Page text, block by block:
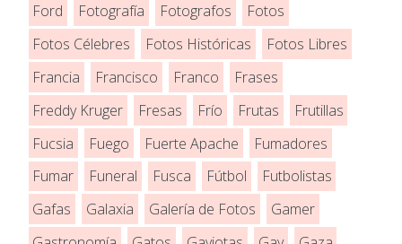
Ford
Fotografía Fotografos
Fotos
Fotos Célebres
Fotos Históricas
Fotos Libres
Francia
Francisco Franco
Frases
Freddy Kruger
Fresas Frío Frutas
Frutillas
Fucsia
Fuego Fuerte Apache
Fumadores
Fumar
Funeral Fusca Fútbol
Futbolistas
Gafas
Galaxia Galería de Fotos
Gamer